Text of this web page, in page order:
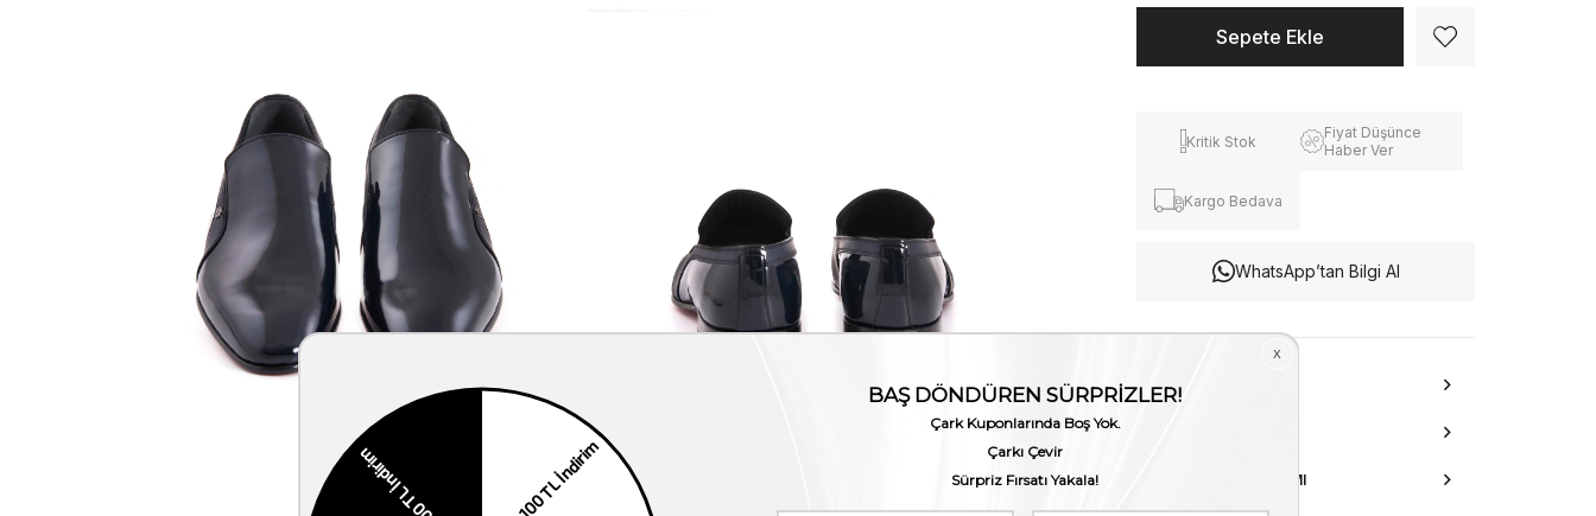
Kritik Stok
Fiyat Düşünce
Haber Ver
Kargo Bedava
WhatsApp’tan Bilgi Al
ÜRÜN ÖZELLIKLERI
AKSESUAR ONARIMI